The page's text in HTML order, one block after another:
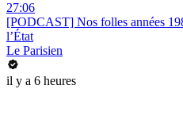
27:06
[PODCAST] Nos folles années
l’État
Le Parisien
il y a 6 heures